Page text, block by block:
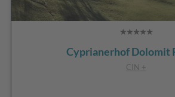
Cyprianerhof Dolomit
CIN +